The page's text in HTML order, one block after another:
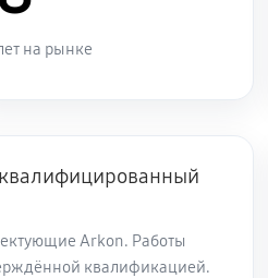
Arkon Digital Pro DP940
Arkon Digital Pro DP940
видения Arkon Digital Pro
на рынке
Arkon. Работы
квалификацией.